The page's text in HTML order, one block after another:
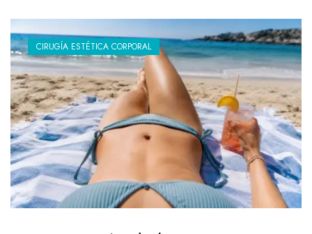
CIRUGÍA ESTÉTICA CORPORAL